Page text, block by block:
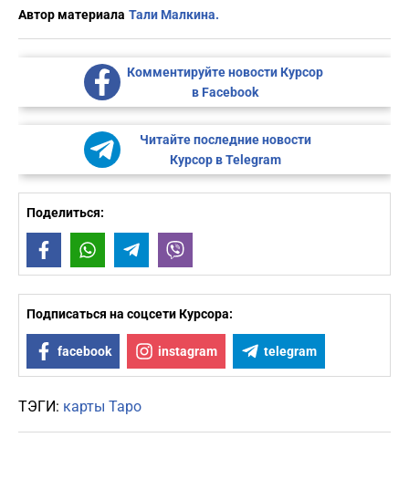
Автор материала Тали Малкина.
Комментируйте новости Курсор
в Facebook
Читайте последние новости
Курсор в Telegram
Поделиться:
FacebookWhatsAppTelegram
Подписаться на соцсети Курсора:
facebook instagram telegram
ТЭГИ: карты Таро